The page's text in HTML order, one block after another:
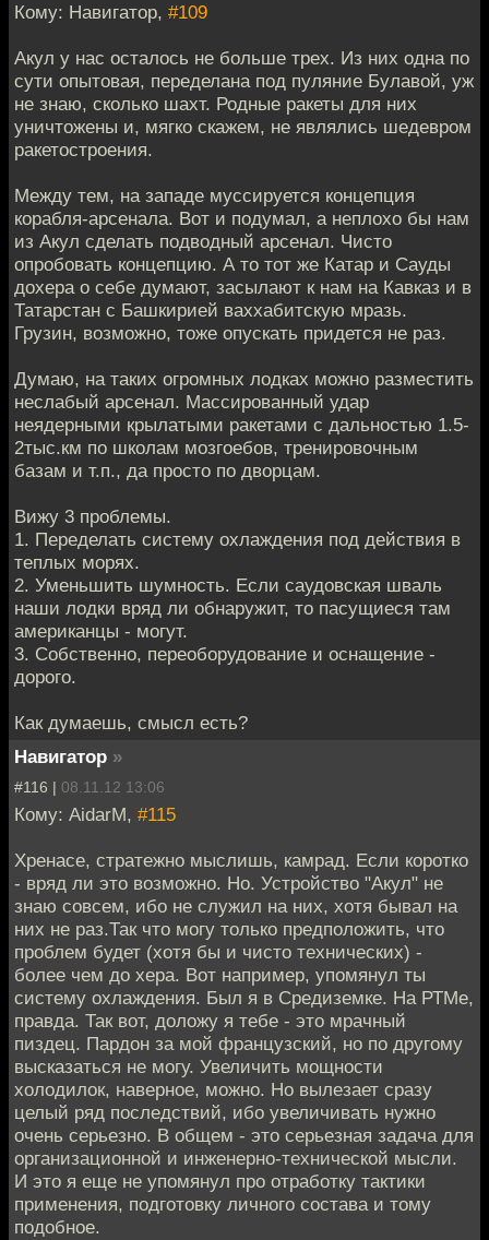
Кому: Навигатор, #109
Акул у нас осталось не больше трех. Из них одна по
сути опытовая, переделана под пуляние Булавой, уж
не знаю, сколько шахт. Родные ракеты для них
уничтожены и, мягко скажем, не являлись шедевром
ракетостроения.
Между тем, на западе муссируется концепция
корабля-арсенала. Вот и подумал, а неплохо бы нам
из Акул сделать подводный арсенал. Чисто
опробовать концепцию. А то тот же Катар и Сауды
дохера о себе думают, засылают к нам на Кавказ и в
Татарстан с Башкирией ваххабитскую мразь.
Грузин, возможно, тоже опускать придется не раз.
Думаю, на таких огромных лодках можно разместить
неслабый арсенал. Массированный удар
неядерными крылатыми ракетами с дальностью 1.5-
2тыс.км по школам мозгоебов, тренировочным
базам и т.п., да просто по дворцам.
Вижу 3 проблемы.
1. Переделать систему охлаждения под действия в
теплых морях.
2. Уменьшить шумность. Если саудовская шваль
наши лодки вряд ли обнаружит, то пасущиеся там
американцы - могут.
3. Собственно, переоборудование и оснащение -
дорого.
Как думаешь, смысл есть?
Навигатор »
#116 | 08.11.12 13:06
Кому: AidarM, #115
Хренасе, стратежно мыслишь, камрад. Если коротко
- вряд ли это возможно. Но. Устройство "Акул" не
знаю совсем, ибо не служил на них, хотя бывал на
них не раз.Так что могу только предположить, что
проблем будет (хотя бы и чисто технических) -
более чем до хера. Вот например, упомянул ты
систему охлаждения. Был я в Средиземке. На РТМе,
правда. Так вот, доложу я тебе - это мрачный
пиздец. Пардон за мой французский, но по другому
высказаться не могу. Увеличить мощности
холодилок, наверное, можно. Но вылезает сразу
целый ряд последствий, ибо увеличивать нужно
очень серьезно. В общем - это серьезная задача для
организационной и инженерно-технической мысли.
И это я еще не упомянул про отработку тактики
применения, подготовку личного состава и тому
подобное.